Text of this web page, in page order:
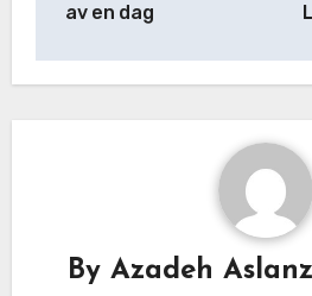
av en dag
By Azadeh